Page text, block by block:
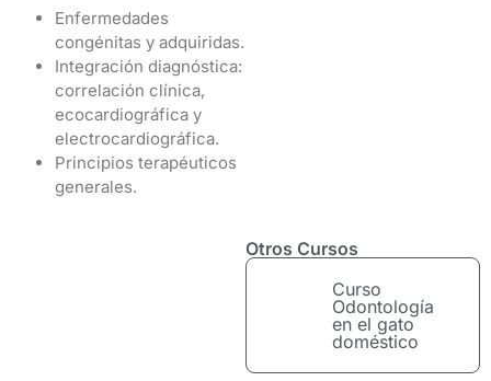
Enfermedades
congénitas y adquiridas.
Integración diagnóstica:
correlación clínica,
ecocardiográfica y
electrocardiográfica.
Principios terapéuticos
generales.
Otros Cursos
Curso
Odontología
en el gato
doméstico